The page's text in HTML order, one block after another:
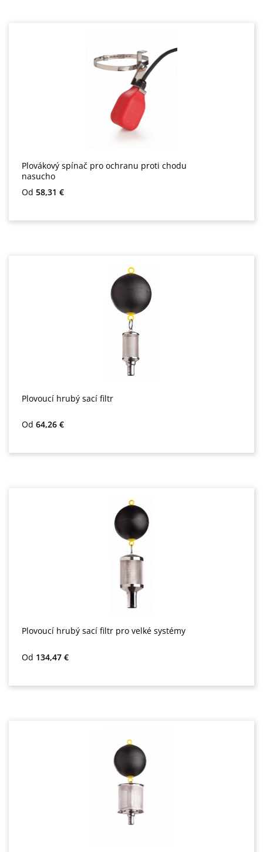
Plovákový spínač pro ochranu proti chodu
nasucho
Běžná cena:
Od 58,31 €
Plovoucí hrubý sací filtr
Běžná cena:
Od 64,26 €
Plovoucí hrubý sací filtr pro velké systémy
Běžná cena:
Od 134,47 €